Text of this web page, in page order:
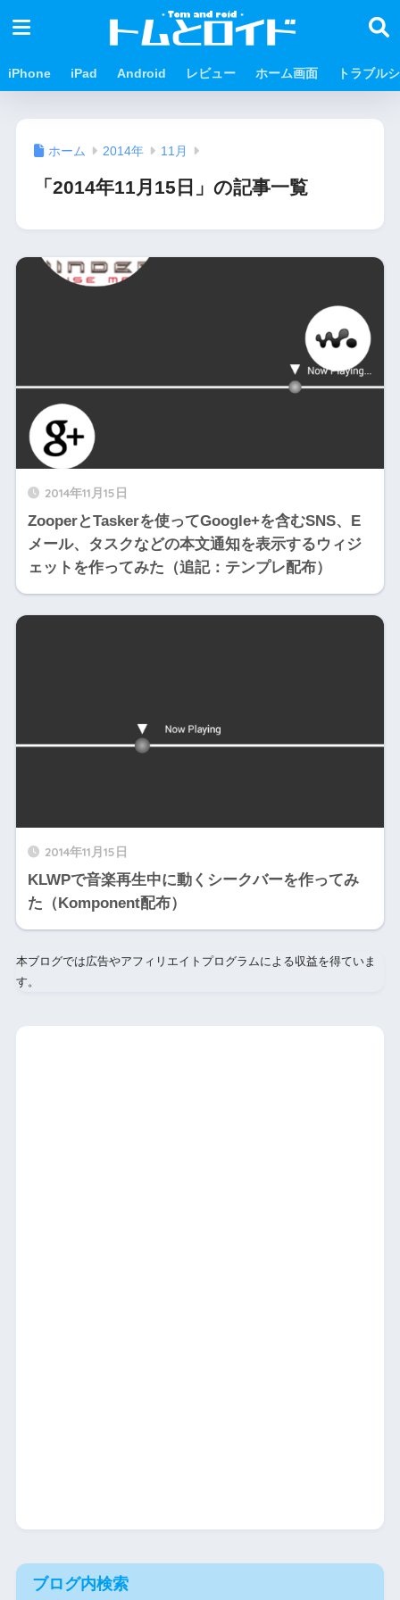
iPhone iPad Android レビュー ホーム画面 トラブル
ホーム 2014年 11月
「2014年11月15日」の記事一覧
2014年11月15日
ZooperとTaskerを使ってGoogle+を含むSNS、E
メール、タスクなどの本文通知を表示するウィジ
ェットを作ってみた（追記：テンプレ配布）
2014年11月15日
KLWPで音楽再生中に動くシークバーを作ってみ
た（Komponent配布）
本ブログでは広告やアフィリエイトプログラムによる収益を得ていま
す。
ブログ内検索